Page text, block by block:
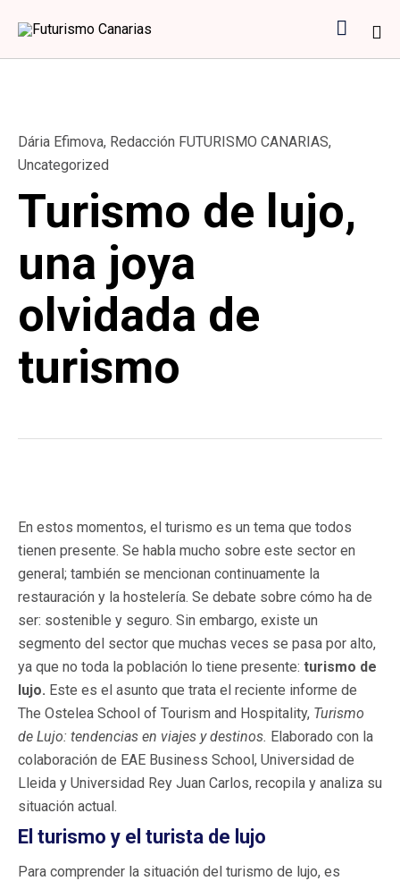

Turismo de lujo,
una joya
olvidada de
turismo
Category
Dária Efimova, Redacción FUTURISMO CANARIAS,
Uncategorized
En estos momentos, el turismo es un tema que todos
tienen presente. Se habla mucho sobre este sector en
general; también se mencionan continuamente la
restauración y la hostelería. Se debate sobre cómo ha de
ser: sostenible y seguro. Sin embargo, existe un
segmento del sector que muchas veces se pasa por alto,
ya que no toda la población lo tiene presente: turismo de
lujo. Este es el asunto que trata el reciente informe de
The Ostelea School of Tourism and Hospitality, Turismo
de Lujo: tendencias en viajes y destinos. Elaborado con la
colaboración de EAE Business School, Universidad de
Lleida y Universidad Rey Juan Carlos, recopila y analiza su
situación actual.
El turismo y el turista de lujo
Para comprender la situación del turismo de lujo, es